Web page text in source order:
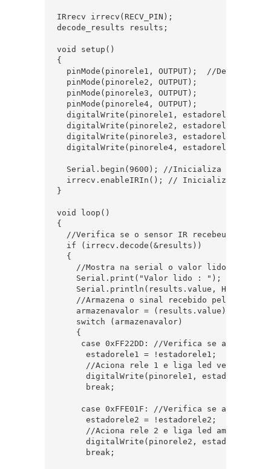
IRrecv irrecv(RECV_PIN);
decode_results results;
void setup()
{
pinMode(pinorele1, OUTPUT);  //Define os
  pinMode(pinorele2, OUTPUT);
  pinMode(pinorele3, OUTPUT);
  pinMode(pinorele4, OUTPUT);
digitalWrite(pinorele1, estadorele1); //
digitalWrite(pinorele2, estadorele2); //
  digitalWrite(pinorele3, estadorele3);
  digitalWrite(pinorele4, estadorele4);
Serial.begin(9600); //Inicializa a
irrecv.enableIRIn(); // Inicializa o
}
void loop()
{
//Verifica se o sensor IR recebeu algum
  if (irrecv.decode(&results))
  {
//Mostra na serial o valor lido pelo
    Serial.print("Valor lido : ");
    Serial.println(results.value, HEX);
//Armazena o sinal recebido pelo
    armazenavalor = (results.value);
    switch (armazenavalor)
    {
case 0xFF22DD: //Verifica se a tecla
      estadorele1 = !estadorele1;
      //Aciona rele 1 e liga led vermelho
digitalWrite(pinorele1,
      break;
case 0xFFE01F: //Verifica se a tecla
      estadorele2 = !estadorele2;
      //Aciona rele 2 e liga led amarelo
      digitalWrite(pinorele2, estadorele2);
      break;